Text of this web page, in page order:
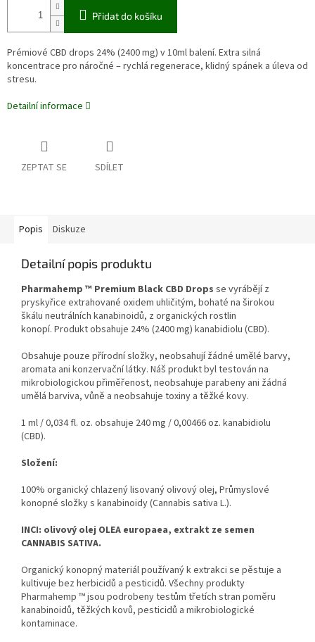
Přidat do košíku
Prémiové CBD drops 24% (2400 mg) v 10ml balení. Extra silná
koncentrace pro náročné – rychlá regenerace, klidný spánek a úleva od
stresu.
Detailní informace
ZEPTAT SE SDÍLET
Popis Diskuze
Detailní popis produktu
Pharmahemp ™ Premium Black CBD Drops se vyrábějí z
pryskyřice extrahované oxidem uhličitým, bohaté na širokou
škálu neutrálních kanabinoidů, z organických rostlin
konopí. Produkt obsahuje 24% (2400 mg) kanabidiolu (CBD).
Obsahuje pouze přírodní složky, neobsahují žádné umělé barvy,
aromata ani konzervační látky. Náš produkt byl testován na
mikrobiologickou přiměřenost, neobsahuje parabeny ani žádná
umělá barviva, vůně a neobsahuje toxiny a těžké kovy.
1 ml / 0,034 fl. oz. obsahuje 240 mg / 0,00466 oz. kanabidiolu
(CBD).
Složení:
100% organický chlazený lisovaný olivový olej, Průmyslové
konopné složky s kanabinoidy (Cannabis sativa L.).
INCI: olivový olej OLEA europaea, extrakt ze semen
CANNABIS SATIVA.
Organický konopný materiál používaný k extrakci se pěstuje a
kultivuje bez herbicidů a pesticidů. Všechny produkty
Pharmahemp ™ jsou podrobeny testům třetích stran poměru
kanabinoidů, těžkých kovů, pesticidů a mikrobiologické
kontaminace.